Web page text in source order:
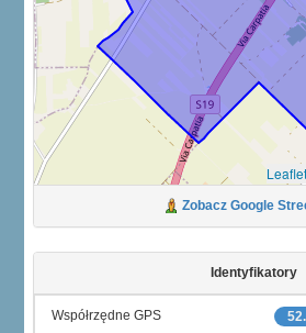
Leaflet
Zobacz Google
Identyfikatory
Współrzędne GPS